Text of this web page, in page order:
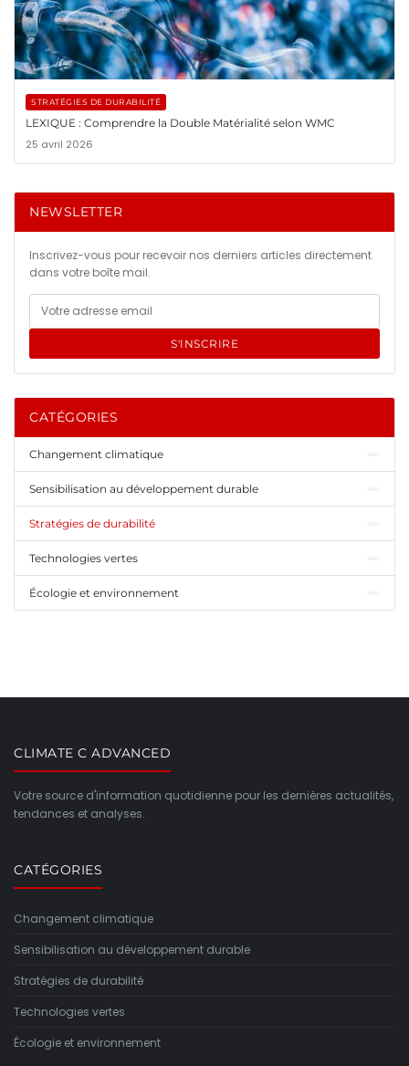
STRATÉGIES DE DURABILITÉ
LEXIQUE : Comprendre la Double Matérialité selon WMC
25 avril 2026
NEWSLETTER
Inscrivez-vous pour recevoir nos derniers articles directement
dans votre boîte mail.
S'INSCRIRE
CATÉGORIES
Changement climatique
Sensibilisation au développement durable
Stratégies de durabilité
Technologies vertes
Écologie et environnement
CLIMATE C ADVANCED
Votre source d'information quotidienne pour les dernières actualités,
tendances et analyses.
CATÉGORIES
Changement climatique
Sensibilisation au développement durable
Stratégies de durabilité
Technologies vertes
Écologie et environnement